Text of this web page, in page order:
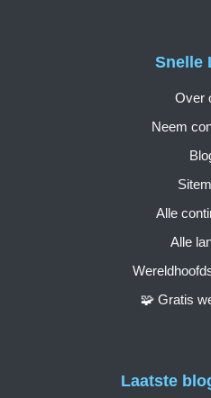
Snelle
Over
Neem
Alle
Alle
🧩 Gratis
Laatste